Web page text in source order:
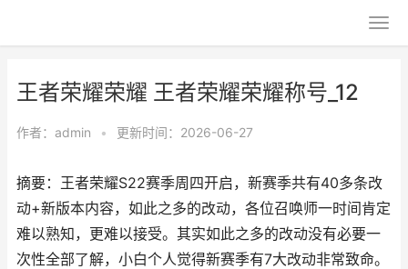
王者荣耀荣耀 王者荣耀荣耀称号_12
作者： admin • 更新时间：2026-06-27
摘要：王者荣耀S22赛季周四开启，新赛季共有40多条改
动+新版本内容，如此之多的改动，各位召唤师一时间肯定
难以熟知，更难以接受。其实如此之多的改动没有必要一
次性全部了解，小白个人觉得新赛季有7大改动非常致命。